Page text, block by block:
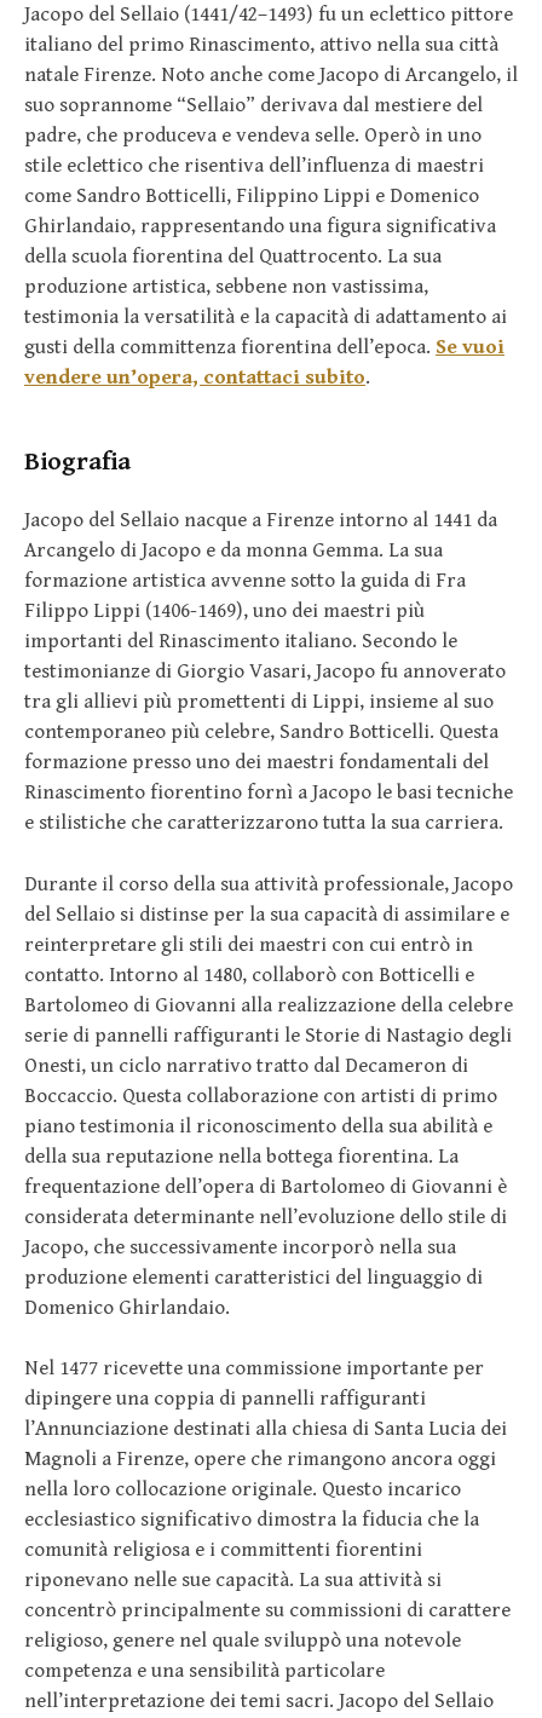
Jacopo del Sellaio (1441/42–1493) fu un eclettico pittore
italiano del primo Rinascimento, attivo nella sua città
natale Firenze. Noto anche come Jacopo di Arcangelo, il
suo soprannome “Sellaio” derivava dal mestiere del
padre, che produceva e vendeva selle. Operò in uno
stile eclettico che risentiva dell’influenza di maestri
come Sandro Botticelli, Filippino Lippi e Domenico
Ghirlandaio, rappresentando una figura significativa
della scuola fiorentina del Quattrocento. La sua
produzione artistica, sebbene non vastissima,
testimonia la versatilità e la capacità di adattamento ai
gusti della committenza fiorentina dell’epoca. Se vuoi
vendere un’opera, contattaci subito.
Biografia
Jacopo del Sellaio nacque a Firenze intorno al 1441 da
Arcangelo di Jacopo e da monna Gemma. La sua
formazione artistica avvenne sotto la guida di Fra
Filippo Lippi (1406-1469), uno dei maestri più
importanti del Rinascimento italiano. Secondo le
testimonianze di Giorgio Vasari, Jacopo fu annoverato
tra gli allievi più promettenti di Lippi, insieme al suo
contemporaneo più celebre, Sandro Botticelli. Questa
formazione presso uno dei maestri fondamentali del
Rinascimento fiorentino fornì a Jacopo le basi tecniche
e stilistiche che caratterizzarono tutta la sua carriera.
Durante il corso della sua attività professionale, Jacopo
del Sellaio si distinse per la sua capacità di assimilare e
reinterpretare gli stili dei maestri con cui entrò in
contatto. Intorno al 1480, collaborò con Botticelli e
Bartolomeo di Giovanni alla realizzazione della celebre
serie di pannelli raffiguranti le Storie di Nastagio degli
Onesti, un ciclo narrativo tratto dal Decameron di
Boccaccio. Questa collaborazione con artisti di primo
piano testimonia il riconoscimento della sua abilità e
della sua reputazione nella bottega fiorentina. La
frequentazione dell’opera di Bartolomeo di Giovanni è
considerata determinante nell’evoluzione dello stile di
Jacopo, che successivamente incorporò nella sua
produzione elementi caratteristici del linguaggio di
Domenico Ghirlandaio.
Nel 1477 ricevette una commissione importante per
dipingere una coppia di pannelli raffiguranti
l’Annunciazione destinati alla chiesa di Santa Lucia dei
Magnoli a Firenze, opere che rimangono ancora oggi
nella loro collocazione originale. Questo incarico
ecclesiastico significativo dimostra la fiducia che la
comunità religiosa e i committenti fiorentini
riponevano nelle sue capacità. La sua attività si
concentrò principalmente su commissioni di carattere
religioso, genere nel quale sviluppò una notevole
competenza e una sensibilità particolare
nell’interpretazione dei temi sacri. Jacopo del Sellaio